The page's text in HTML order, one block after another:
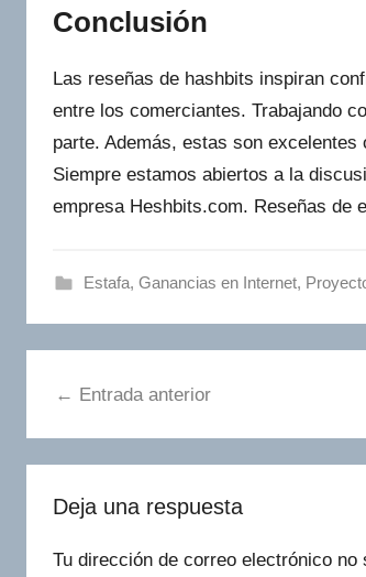
Conclusión
Las reseñas de hashbits inspiran
entre los comerciantes. Trabajando
parte. Además, estas son
Siempre estamos abiertos a la
empresa Heshbits.com. Reseñas de
Estafa, Ganancias en Internet,
entradas
Entrada anterior
Deja una respuesta
Tu dirección de correo electrónico no